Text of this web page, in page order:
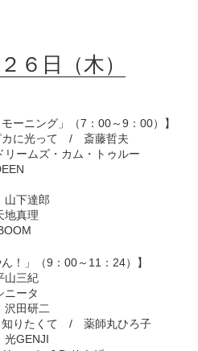
６日（木）
ーニング」（7：00～9：00）】
に光って / 斎藤哲夫
ムズ・カム・トゥルー
下達郎
真理
！」（9：00～11：24）】
三紀
ータ
田研二
りたくて / 薬師丸ひろ子
GENJI